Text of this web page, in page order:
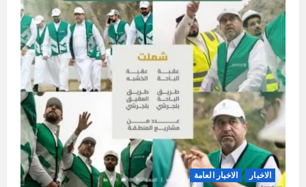
الاخبار الاخبار العامة